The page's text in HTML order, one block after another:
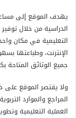
يهدف الموقع إلى
الدراسية من خلال
التعليمية في مكان
الإنترنت، وطباعتها
جميع الوثائق المتاحة
ولا يقتصر الموقع على
المراجع والموارد
العملية التعليمية